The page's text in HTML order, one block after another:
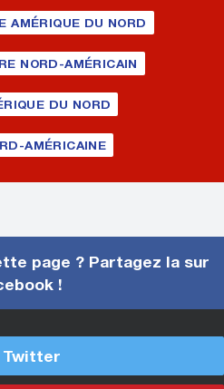
AMÉRIQUE DU NORD
NORD-AMÉRICAIN
DU NORD
AMÉRICAINE
page ? Partagez la sur
!
Twitter